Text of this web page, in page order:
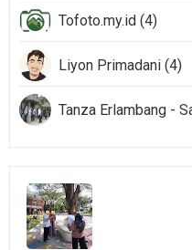
Tofoto.my.id (4)
Liyon Primadani (4)
Tanza Erlambang -